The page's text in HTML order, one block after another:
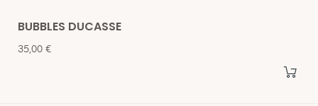
BUBBLES DUCASSE
Prix
35,00 €